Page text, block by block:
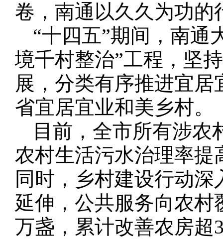
卷，南通以久久为功
“十四五”期间，南通
境千村整治”工程，坚
展，分类有序推进宜
省宜居宜业和美乡村。
目前，全市所有涉
农村生活污水治理率提
同时，乡村建设行动
延伸，公共服务向农村
万盏，累计改善农房超